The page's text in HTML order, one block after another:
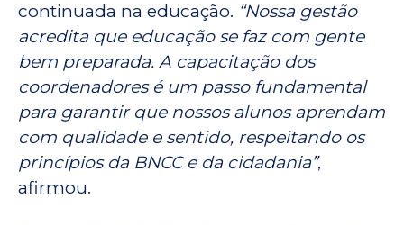
continuada na educação. “Nossa gestão
acredita que educação se faz com gente
bem preparada. A capacitação dos
coordenadores é um passo fundamental
para garantir que nossos alunos aprendam
com qualidade e sentido, respeitando os
princípios da BNCC e da cidadania”,
afirmou.